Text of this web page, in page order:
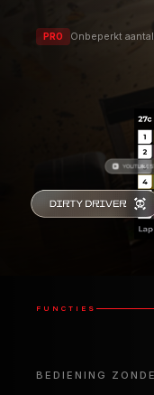
PRO Onbeperkt
FUNCTIES
BEDIENING